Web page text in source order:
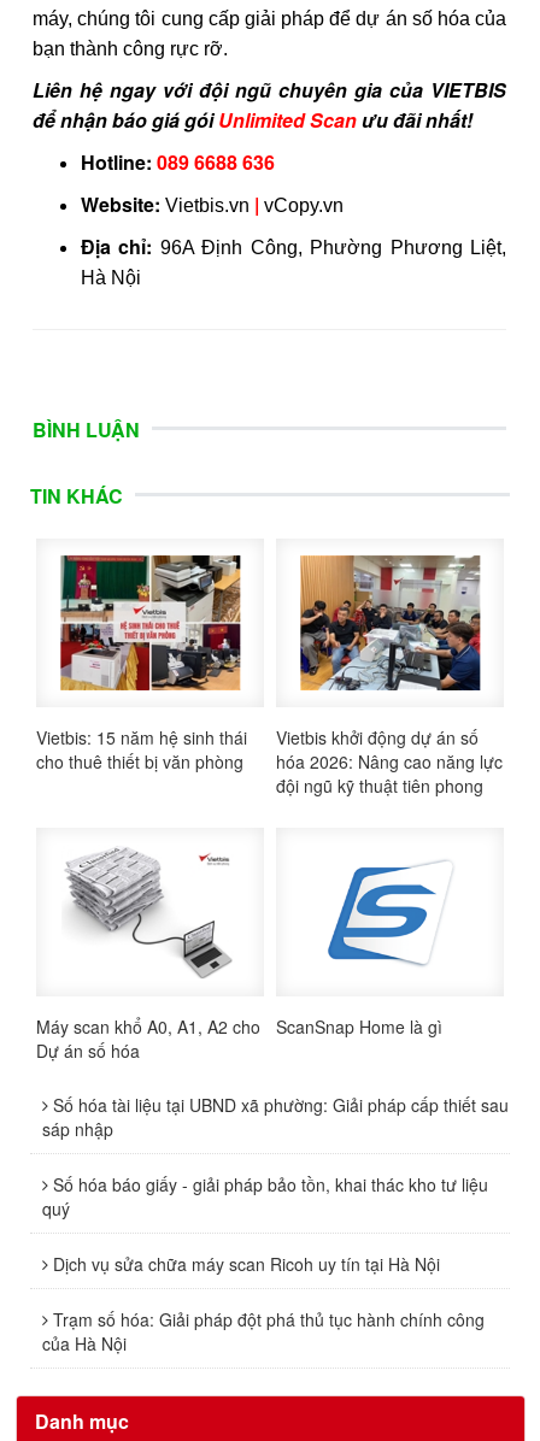
máy, chúng tôi cung cấp giải pháp để dự án số hóa của
bạn thành công rực rỡ.
Liên hệ ngay với đội ngũ chuyên gia của VIETBIS
để nhận báo giá góiUnlimited Scanưu đãi nhất!
Hotline: 089 6688 636
Website: Vietbis.vn | vCopy.vn
Địa chỉ: 96A Định Công, Phường Phương Liệt,
Hà Nội
BÌNH LUẬN
TIN KHÁC
Vietbis: 15 năm hệ sinh thái
cho thuê thiết bị văn phòng
Vietbis khởi động dự án số
hóa 2026: Nâng cao năng lực
đội ngũ kỹ thuật tiên phong
Máy scan khổ A0, A1, A2 cho
Dự án số hóa
ScanSnap Home là gì
Số hóa tài liệu tại UBND xã phường: Giải pháp cấp thiết sau
sáp nhập
Số hóa báo giấy - giải pháp bảo tồn, khai thác kho tư liệu
quý
Dịch vụ sửa chữa máy scan Ricoh uy tín tại Hà Nội
Trạm số hóa: Giải pháp đột phá thủ tục hành chính công
của Hà Nội
Danh mục